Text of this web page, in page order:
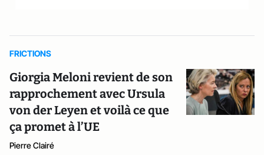
FRICTIONS
Giorgia Meloni revient de son
rapprochement avec Ursula
von der Leyen et voilà ce que
ça promet à l’UE
Pierre Clairé